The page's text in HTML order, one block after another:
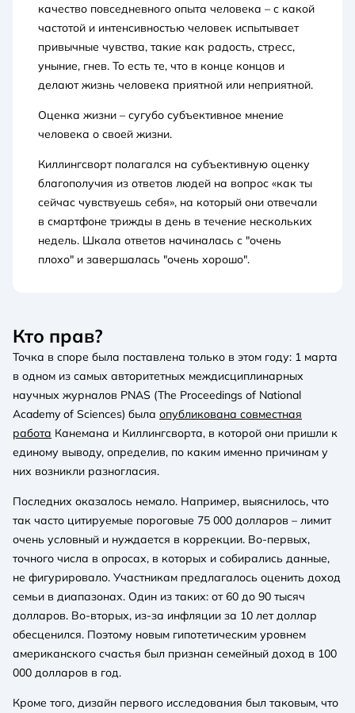
качество повседневного опыта человека – с какой
частотой и интенсивностью человек испытывает
привычные чувства, такие как радость, стресс,
уныние, гнев. То есть те, что в конце концов и
делают жизнь человека приятной или неприятной.
Оценка жизни – сугубо субъективное мнение
человека о своей жизни.
Киллингсворт полагался на субъективную оценку
благополучия из ответов людей на вопрос «как ты
сейчас чувствуешь себя», на который они отвечали
в смартфоне трижды в день в течение нескольких
недель. Шкала ответов начиналась с "очень
плохо" и завершалась "очень хорошо".
Кто прав?
Точка в споре была поставлена только в этом году: 1 марта
в одном из самых авторитетных междисциплинарных
научных журналов PNAS (The Proceedings of National
Academy of Sciences) была опубликована совместная
работа Канемана и Киллингсворта, в которой они пришли к
единому выводу, определив, по каким именно причинам у
них возникли разногласия.
Последних оказалось немало. Например, выяснилось, что
так часто цитируемые пороговые 75 000 долларов – лимит
очень условный и нуждается в коррекции. Во-первых,
точного числа в опросах, в которых и собирались данные,
не фигурировало. Участникам предлагалось оценить доход
семьи в диапазонах. Один из таких: от 60 до 90 тысяч
долларов. Во-вторых, из-за инфляции за 10 лет доллар
обесценился. Поэтому новым гипотетическим уровнем
американского счастья был признан семейный доход в 100
000 долларов в год.
Кроме того, дизайн первого исследования был таковым, что